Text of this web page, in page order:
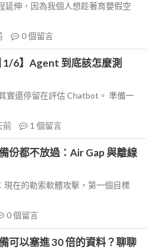
延伸，因為我個人想趁著育嬰假空
0個留言
1/6】Agent 到底該怎麼測
實還停留在評估 Chatbot。 準備一
前 1 個留言
份都不放過：Air Gap 與離線
在的勒索軟體攻擊，第一個目標
0個留言
可以塞進 30 倍的資料？聊聊